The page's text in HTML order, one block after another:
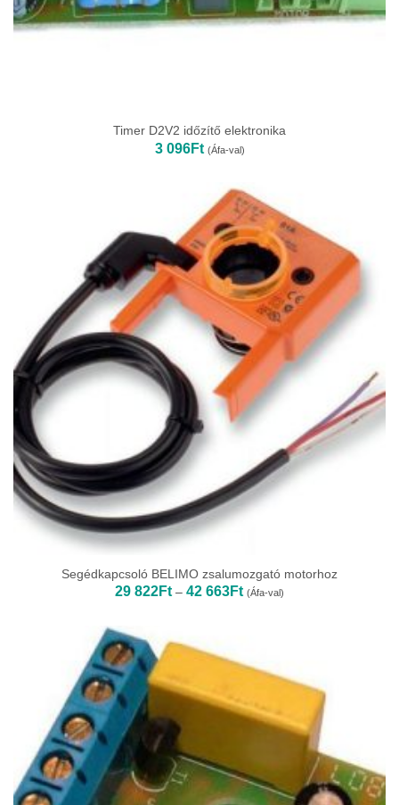
Timer D2V2 időzítő elektronika
3 096Ft (Áfa-val)
Segédkapcsoló BELIMO zsalumozgató motorhoz
29 822Ft – 42 663FtÁrtartomány:
29
(Áfa-val)